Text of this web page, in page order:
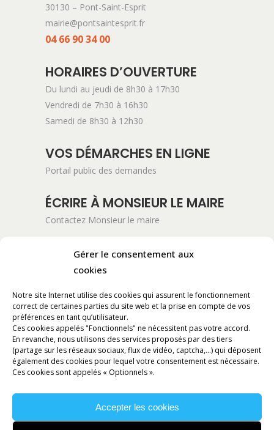
Gérer le consentement aux
cookies
Notre site Internet utilise des cookies qui assurent le fonctionnement
correct de certaines parties du site web et la prise en compte de vos
préférences en tant qu’utilisateur.
Ces cookies appelés "Fonctionnels" ne nécessitent pas votre accord.
En revanche, nous utilisons des services proposés par des tiers
(partage sur les réseaux sociaux, flux de vidéo, captcha,...) qui déposent
également des cookies pour lequel votre consentement est nécessaire.
Ces cookies sont appelés « Optionnels ».
Accepter les cookies
30130 – Pont-Saint-Esprit
mairie@pontsaintesprit.fr
04 66 90 34 00
HORAIRES D’OUVERTURE
Du lundi au jeudi de 8h30 à 17h30
Vendredi de 7h30 à 16h30
Samedi de 8h30 à 12h30
VOS DÉMARCHES EN LIGNE
Portail public des demandes
ÉCRIRE À MONSIEUR LE MAIRE
Contactez Monsieur le maire
ADRESSE POSTALE
Mairie de Pont-Saint-Esprit
BP 11061
30130 Pont-Saint-Esprit
RÉALISATION